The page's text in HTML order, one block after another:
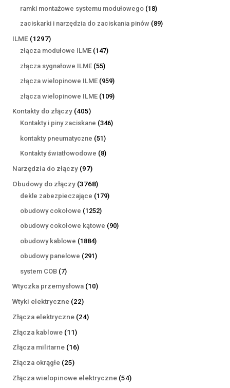
produktów
ramki montażowe systemu modułowego 1818
produktów
zaciskarki i narzędzia do zaciskania pinów 8989
ILME 12971297
produktów
złącza modułowe ILME 147147
złącza sygnałowe ILME 5555
produktów
złącza wielopinowe ILME 959959
produktów
złącza wielopinowe ILME 109109
Kontakty do złączy 405405
produktów
Kontakty i piny zaciskane 346346
kontakty pneumatyczne 5151
produktów
Kontakty światłowodowe 88
Narzędzia do złączy 9797
produktów
Obudowy do złączy 37683768
produktów
dekle zabezpieczające 179179
obudowy cokołowe 12521252
produkty
obudowy cokołowe kątowe 9090
obudowy kablowe 18841884
produkty
obudowy panelowe 291291
system COB 77
produktów
Wtyczka przemysłowa 1010
Wtyki elektryczne 2222
produkty
Złącza elektryczne 2424
Złącza kablowe 1111
produktów
Złącza militarne 1616
Złącza okrągłe 2525
produktów
Złącza wielopinowe elektryczne 5454